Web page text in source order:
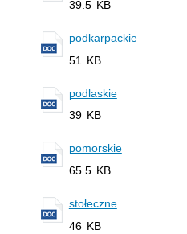
39.5 KB
podkarpackie
51 KB
podlaskie
39 KB
pomorskie
65.5 KB
stołeczne
46 KB